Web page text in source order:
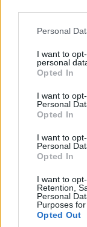
Please note that
not limited to
grant or deny
use your data
consent section.
Personal
I want to
personal
Opted In
I want to
Personal
Opted In
I want to
Personal
Opted In
I want to
Retention,
Personal
Purposes
Opted Out
A PR1
estek ki, de
megmozdulna.
Egyre közelebb
kiállása lesz,
lassú zóna,